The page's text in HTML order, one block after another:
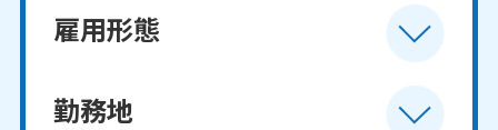
雇用形態
勤務地